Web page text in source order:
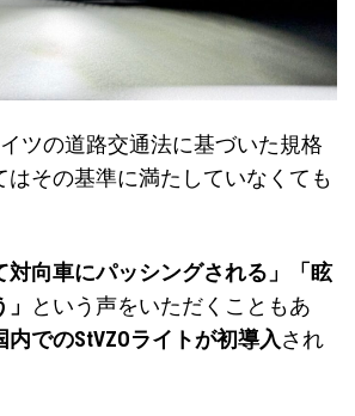
ツの道路交通法に基づいた規格
はその基準に満たしていなくても
対向車にパッシングされる」「眩
という声をいただくこともあ
内でのStVZOライトが初導入 され